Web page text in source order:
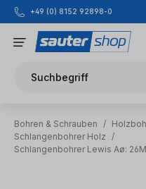
Zum Hauptinhalt springen
+49 (0) 8152 92898-0
Suchbegriff
Bohren & Schrauben /
Schlangenbohrer Holz
/
Schlangenbohrer Lewis Aø: